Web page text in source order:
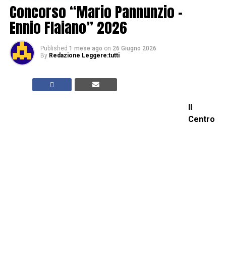
Concorso “Mario Pannunzio –
Ennio Flaiano” 2026
Published 1 mese ago on 26 Giugno 2026
By Redazione Leggere:tutti
Il
Centro